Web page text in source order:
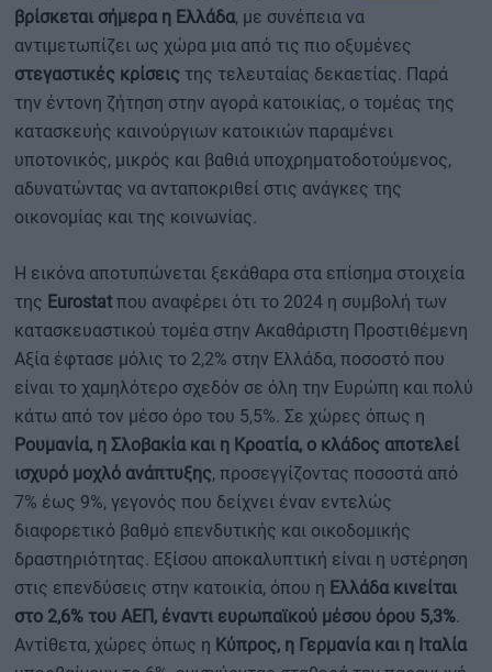
βρίσκεται σήμερα η Ελλάδα, με συνέπεια να
αντιμετωπίζει ως χώρα μια από τις πιο οξυμένες
στεγαστικές κρίσεις της τελευταίας δεκαετίας. Παρά
την έντονη ζήτηση στην αγορά κατοικίας, ο τομέας της
κατασκευής καινούργιων κατοικιών παραμένει
υποτονικός, μικρός και βαθιά υποχρηματοδοτούμενος,
αδυνατώντας να ανταποκριθεί στις ανάγκες της
οικονομίας και της κοινωνίας.
Η εικόνα αποτυπώνεται ξεκάθαρα στα επίσημα στοιχεία
της Eurostat που αναφέρει ότι το 2024 η συμβολή των
κατασκευαστικού τομέα στην Ακαθάριστη Προστιθέμενη
Αξία έφτασε μόλις το 2,2% στην Ελλάδα, ποσοστό που
είναι το χαμηλότερο σχεδόν σε όλη την Ευρώπη και πολύ
κάτω από τον μέσο όρο του 5,5%. Σε χώρες όπως η
Ρουμανία, η Σλοβακία και η Κροατία, ο κλάδος αποτελεί
ισχυρό μοχλό ανάπτυξης, προσεγγίζοντας ποσοστά από
7% έως 9%, γεγονός που δείχνει έναν εντελώς
διαφορετικό βαθμό επενδυτικής και οικοδομικής
δραστηριότητας. Εξίσου αποκαλυπτική είναι η υστέρηση
στις επενδύσεις στην κατοικία, όπου η Ελλάδα κινείται
στο 2,6% του ΑΕΠ, έναντι ευρωπαϊκού μέσου όρου 5,3%.
Αντίθετα, χώρες όπως η Κύπρος, η Γερμανία και η Ιταλία